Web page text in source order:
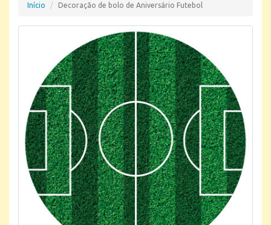
Início Decoração de bolo de Aniversário Futebol